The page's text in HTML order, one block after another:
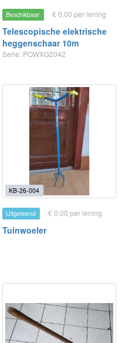
Beschikbaar € 0.00 per lening
Telescopische elektrische
heggenschaar 10m
Serie: POWXG2042
KB-26-004
Uitgeleend € 0.00 per lening
Tuinwoeler